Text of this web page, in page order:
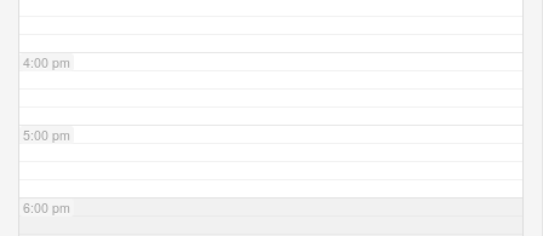
4:00 pm
5:00 pm
6:00 pm